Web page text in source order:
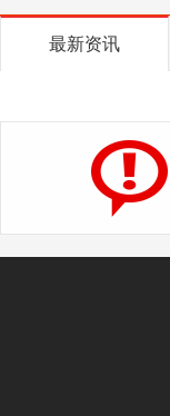
最新资讯